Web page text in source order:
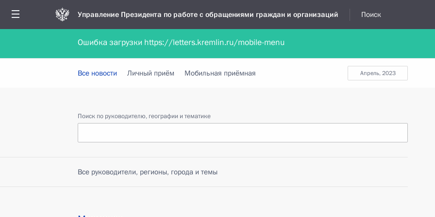
Управление Президента по работе с обращениями граждан и организаций Поиск
Обратиться в форме электронного документа Обратиться в устной форме
апрель, 2023
Все новости Личный приём Мобильная приёмная
Поиск по руководителю, географии и тематике
Все руководители, регионы, города и темы
Ошибка загрузки https://letters.kremlin.ru/mobile-menu